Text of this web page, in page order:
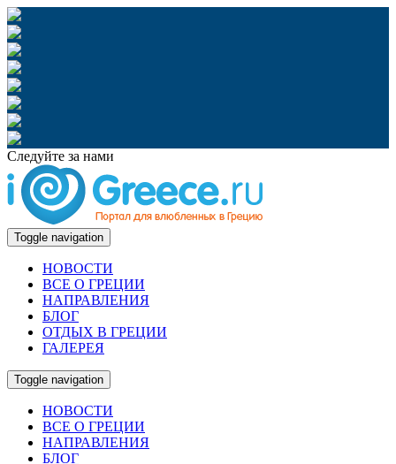
Следуйте за нами
Toggle navigation
НОВОСТИ
ВСЕ О ГРЕЦИИ
НАПРАВЛЕНИЯ
БЛОГ
ОТДЫХ В ГРЕЦИИ
ГАЛЕРЕЯ
Toggle navigation
НОВОСТИ
ВСЕ О ГРЕЦИИ
НАПРАВЛЕНИЯ
БЛОГ